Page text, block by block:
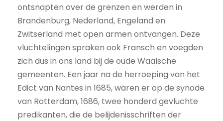
ontsnapten over de grenzen en werden in
Brandenburg, Nederland, Engeland en
Zwitserland met open armen ontvangen. Deze
vluchtelingen spraken ook Fransch en voegden
zich dus in ons land bij de oude Waalsche
gemeenten. Een jaar na de herroeping van het
Edict van Nantes in 1685, waren er op de synode
van Rotterdam, 1686, twee honderd gevluchte
predikanten, die de belijdenisschriften der